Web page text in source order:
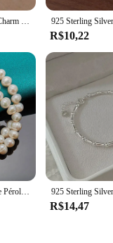
925 Sterling Silver Bead Charm Bracelet para Mulheres, Coração e Pérola Nó, Design de Luxo, Jóias da Moda, Presente de Festa
R$10,22
URMYLADY-Pulseira de Pérolas de Água Doce para Mulheres, 925 Sterling Silver, Fashion Charm Jewelry, 20cm, Noivado, Casamento, Corrente
R$14,47